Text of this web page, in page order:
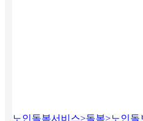
노인돌봄서비스>돌봄>노인돌